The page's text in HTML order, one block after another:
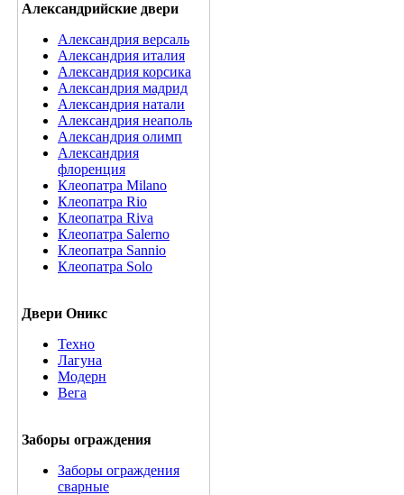
Александрийские двери
Александрия версаль
Александрия италия
Александрия корсика
Александрия мадрид
Александрия натали
Александрия неаполь
Александрия олимп
Александрия
флоренция
Клеопатра Milano
Клеопатра Rio
Клеопатра Riva
Клеопатра Salerno
Клеопатра Sannio
Клеопатра Solo
Двери Оникс
Техно
Лагуна
Модерн
Вега
Заборы ограждения
Заборы ограждения
сварные